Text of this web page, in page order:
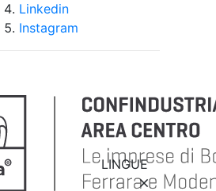
Linkedin
Instagram
LINGUE